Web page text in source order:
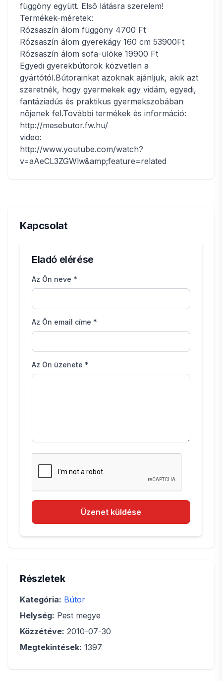
függöny együtt. Elsõ látásra szerelem!
Termékek-méretek:
Rózsaszín álom függöny 4700 Ft
Rózsaszín álom gyerekágy 160 cm 53900Ft
Rózsaszín álom sofa-ülõke 19900 Ft
Egyedi gyerekbútorok közvetlen a
gyártótól.Bútorainkat azoknak ajánljuk, akik azt
szeretnék, hogy gyermekek egy vidám, egyedi,
fantáziadús és praktikus gyermekszobában
nõjenek fel.További termékek és információ:
http://mesebutor.fw.hu/
video:
http://www.youtube.com/watch?
v=aAeCL3ZGWlw&amp;feature=related
Kapcsolat
Eladó elérése
Az Ön neve *
Az Ön email címe *
Az Ön üzenete *
Üzenet küldése
Részletek
Kategória: Bútor
Helység: Pest megye
Közzétéve: 2010-07-30
Megtekintések: 1397